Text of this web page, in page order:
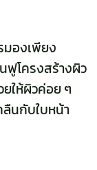
มองเพียง
โครงสร้างผิว
ยให้ผิวค่อย ๆ
นกับใบหน้า